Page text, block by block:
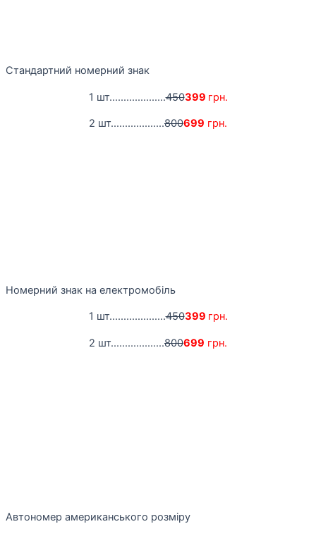
Стандартний номерний знак
1 шт....................450399 грн.
2 шт...................800699 грн.
Номерний знак на електромобіль
1 шт....................450399 грн.
2 шт...................800699 грн.
Автономер американського розміру